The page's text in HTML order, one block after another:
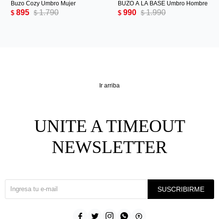
Buzo Cozy Umbro Mujer
$ 895 $ 1.790
BUZO A LA BASE Umbro Hombre
$ 990 $ 1.990
Ir arriba
UNITE A TIMEOUT
NEWSLETTER
SUSCRIBIRME
    